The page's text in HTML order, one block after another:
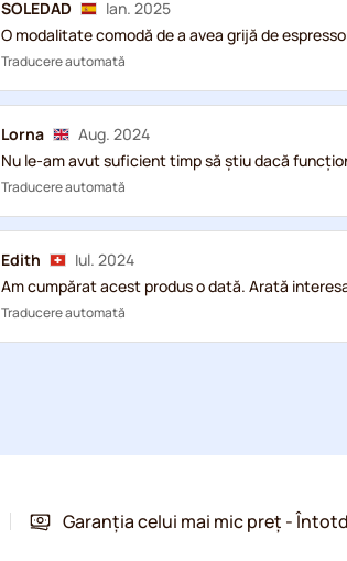
SOLEDAD
Ian. 2025
O modalitate comodă de a avea grijă de
Traducere automată
Lorna
Aug. 2024
Nu le-am avut suficient timp să știu dacă
Traducere automată
Edith
Iul. 2024
Am cumpărat acest produs o dată. Arată
Traducere automată
Garanția celui mai mic preț -